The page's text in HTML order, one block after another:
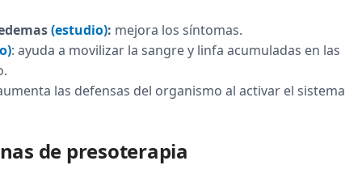
(estudio): mejora los síntomas.
: ayuda a movilizar la sangre y linfa acumuladas en las
las defensas del organismo al activar el sistema
de presoterapia